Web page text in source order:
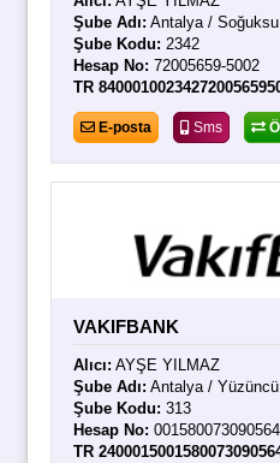
Şube Adı: Antalya / Soğuksu
Şube Kodu: 2342
Hesap No: 72005659-5002
TR
E-posta Sms
VAKIFBANK
Alıcı: AYŞE YILMAZ
Şube Adı: Antalya / Yüzüncü
Şube Kodu: 313
Hesap No:
TR